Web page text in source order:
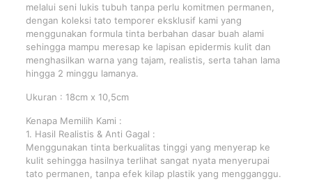
melalui seni lukis tubuh tanpa perlu komitmen permanen,
dengan koleksi tato temporer eksklusif kami yang
menggunakan formula tinta berbahan dasar buah alami
sehingga mampu meresap ke lapisan epidermis kulit dan
menghasilkan warna yang tajam, realistis, serta tahan lama
hingga 2 minggu lamanya.
Ukuran : 18cm x 10,5cm
Kenapa Memilih Kami :
1. Hasil Realistis & Anti Gagal :
Menggunakan tinta berkualitas tinggi yang menyerap ke
kulit sehingga hasilnya terlihat sangat nyata menyerupai
tato permanen, tanpa efek kilap plastik yang mengganggu.